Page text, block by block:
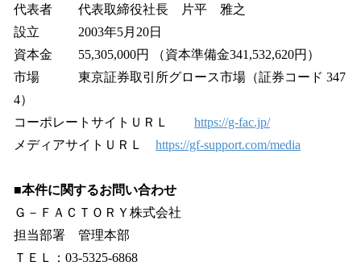
代表者 代表取締役社長 片平 雅之
設立 2003年5月20日
資本金 55,305,000円 （資本準備金341,532,620円）
市場 東京証券取引所グロース市場（証券コード 347
4）
コーポレートサイトＵＲＬ https://g-fac.jp/
メディアサイトＵＲＬ https://gf-support.com/media
■本件に関するお問い合わせ
Ｇ－ＦＡＣＴＯＲＹ株式会社
担当部署 管理本部
ＴＥＬ：03-5325-6868